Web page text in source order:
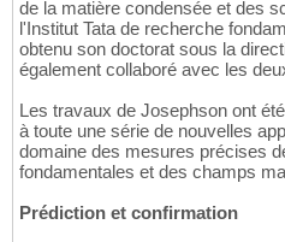
de la matière condensée et des
l'Institut Tata de recherche
obtenu son doctorat sous la
également collaboré avec les
Les travaux de Josephson ont
à toute une série de nouvelles
domaine des mesures précises
fondamentales et des champs
Prédiction et confirmation